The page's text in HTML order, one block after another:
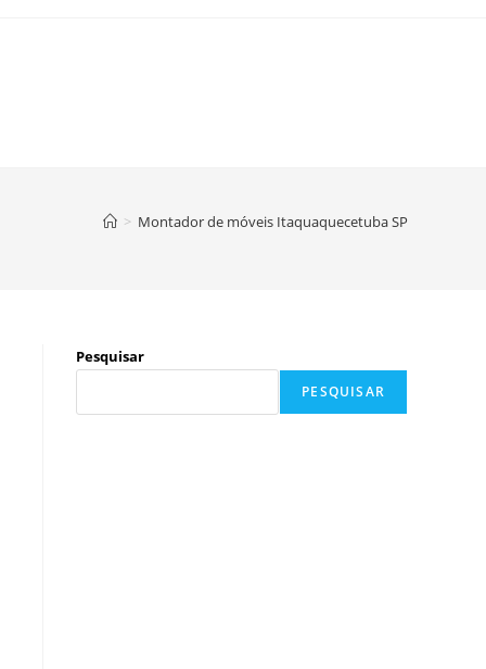
> Montador de móveis Itaquaquecetuba SP
Pesquisar
PESQUISAR